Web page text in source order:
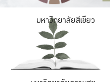
มหาวิทยาลัยสีเขียว